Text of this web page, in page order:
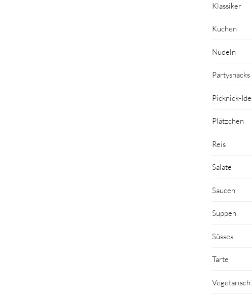
Klassiker
Kuchen
Nudeln
Partysnacks
Picknick-
Plätzchen
Reis
Salate
Saucen
Suppen
Süsses
Tarte
Vegetarisch